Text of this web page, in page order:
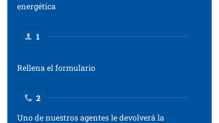
energética
1
Rellena el formulario
2
Uno de nuestros agentes le devolverá la